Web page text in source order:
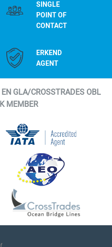
SINGLE
POINT OF
CONTACT
ERKEND
AGENT
GLA/CROSSTRADES OBL
MEMBER